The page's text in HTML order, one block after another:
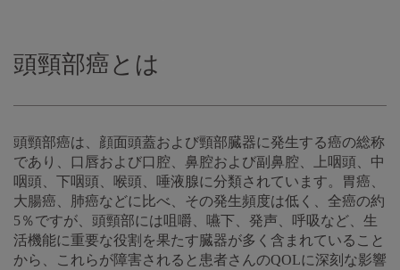
頭頸部癌とは
頭頸部癌は、顔面頭蓋および頸部臓器に発生する癌の総称
であり、口唇および口腔、鼻腔および副鼻腔、上咽頭、中
咽頭、下咽頭、喉頭、唾液腺に分類されています。胃癌、
大腸癌、肺癌などに比べ、その発生頻度は低く、全癌の約
5％ですが、頭頸部には咀嚼、嚥下、発声、呼吸など、生
活機能に重要な役割を果たす臓器が多く含まれていること
から、これらが障害されると患者さんのQOLに深刻な影響